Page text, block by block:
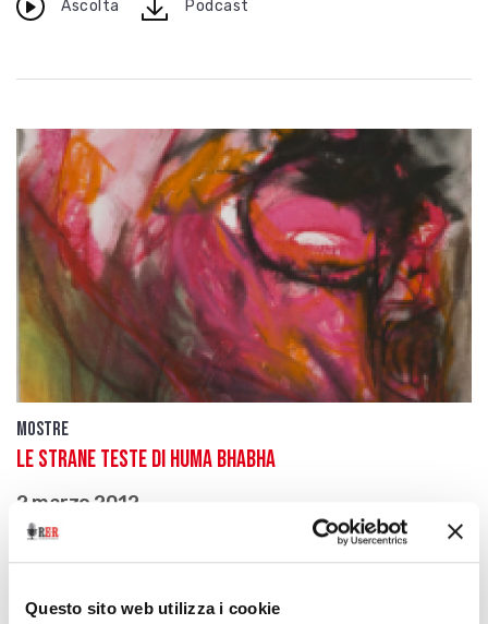
Questo sito web utilizza i cookie
Ascolta Podcast
Mostre
Le strane teste di Huma Bhabha
2 marzo 2012
Alla Collezione Maramotti di Reggio Emilia sono
Ascolta downloadPodcast